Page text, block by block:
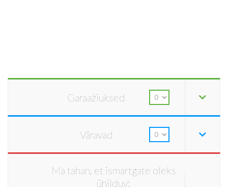
Garaažiuksed
Väravad
Ma tahan, et ismartgate oleks
ühilduv: